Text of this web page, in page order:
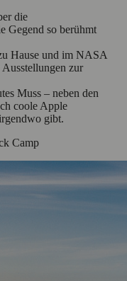
die
Gegend so berühmt
Hause und im NASA
zur
Muss – neben den
coole Apple
gibt.
Camp